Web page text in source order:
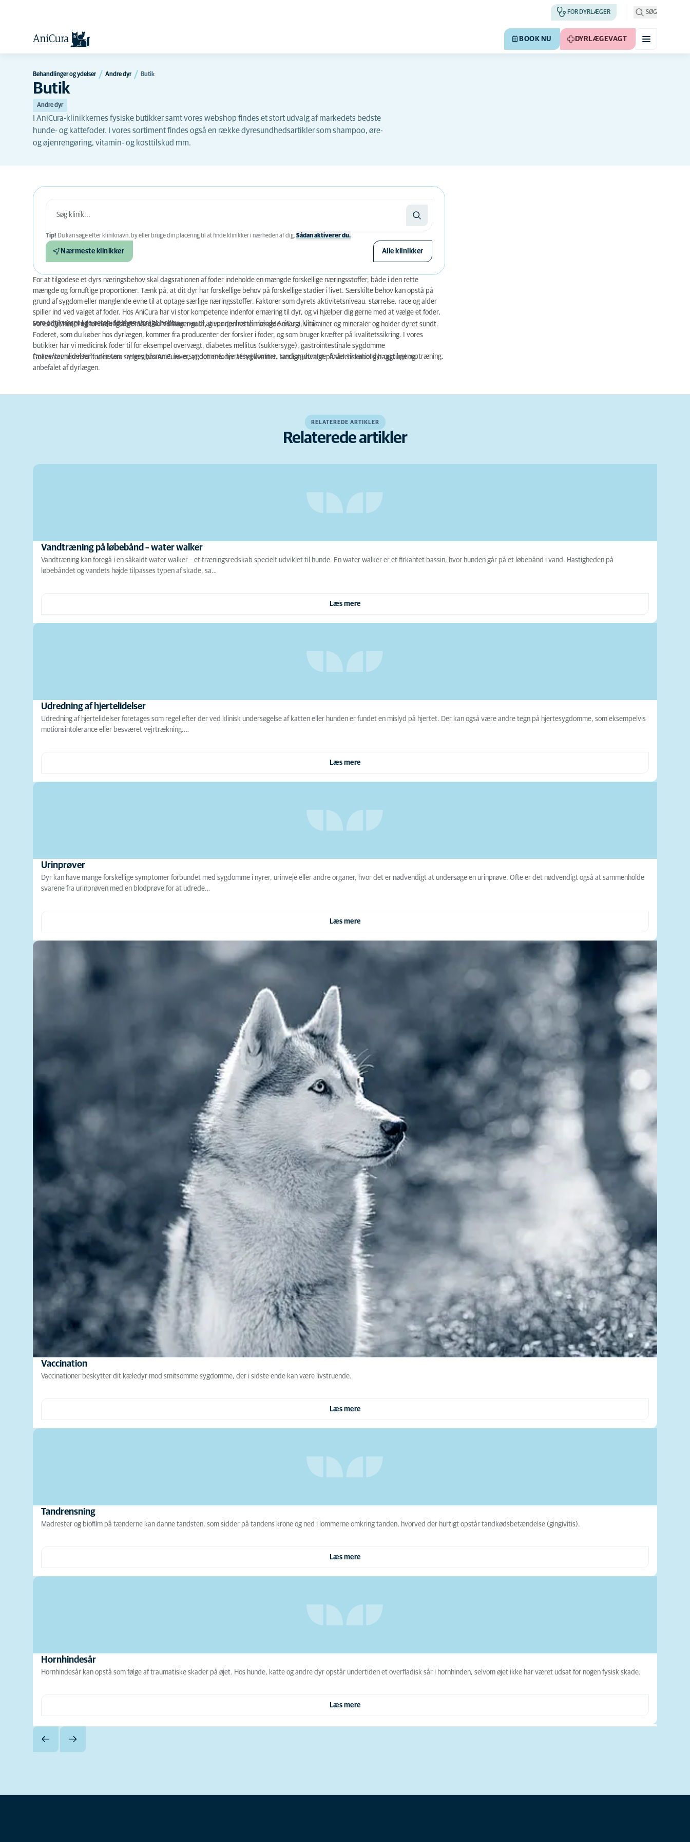
FOR DYRLÆGER SØG
BOOK NU DYRLÆGEVAGT
Behandlinger og ydelser Andre dyr Butik
Butik
Andre dyr
I AniCura-klinikkernes fysiske butikker samt vores webshop findes et stort udvalg af markedets bedste
hunde- og kattefoder. I vores sortiment findes også en række dyresundhedsartikler som shampoo, øre-
og øjenrengøring, vitamin- og kosttilskud mm.
Tip! Du kan søge efter kliniknavn, by eller bruge din placering til at finde klinikker i nærheden af ​​dig. Sådan aktiverer du.
Nærmeste klinikker Alle klinikker
For at tilgodese et dyrs næringsbehov skal dagsrationen af foder indeholde en mængde forskellige næringsstoffer, både i den rette
mængde og fornuftige proportioner. Tænk på, at dit dyr har forskellige behov på forskellige stadier i livet. Særskilte behov kan opstå på
grund af sygdom eller manglende evne til at optage særlige næringsstoffer. Faktorer som dyrets aktivitetsniveau, størrelse, race og alder
spiller ind ved valget af foder. Hos AniCura har vi stor kompetence indenfor ernæring til dyr, og vi hjælper dig gerne med at vælge et foder,
som er tilpasset lige netop dit dyrs særlige behov.
For rådgivning vedrørende foder er du altid velkommen til at spørge hos din lokale AniCura-klinik.
Vores dyr har brug for næringsrigt foder, som smager godt, giver den rette mængde energi, vitaminer og mineraler og holder dyret sundt.
Foderet, som du køber hos dyrlægen, kommer fra producenter der forsker i foder, og som bruger kræfter på kvalitetssikring. I vores
butikker har vi medicinsk foder til for eksempel overvægt, diabetes mellitus (sukkersyge), gastrointestinale sygdomme
(mave/tarmlidelser), urinsten, nyresygdomme, leversygdomme, hjertesygdomme, tandsygdomme, foder til seniordyr og til genoptræning.
Fællesnævneren for foder som sælges hos AniCura er, at det er foder af høj kvalitet, særligt udvalgt på videnskabelig baggrund og
anbefalet af dyrlægen.
RELATEREDE ARTIKLER
Relaterede artikler
Vandtræning på løbebånd – water walker
Vandtræning kan foregå i en såkaldt water walker – et træningsredskab specielt udviklet til hunde. En water walker er et firkantet bassin, hvor hunden går på et løbebånd i vand. Hastigheden på
løbebåndet og vandets højde tilpasses typen af skade, sa…
Læs mere
Udredning af hjertelidelser
Udredning af hjertelidelser foretages som regel efter der ved klinisk undersøgelse af katten eller hunden er fundet en mislyd på hjertet. Der kan også være andre tegn på hjertesygdomme, som eksempelvis
motionsintolerance eller besværet vejrtrækning.…
Læs mere
Urinprøver
Dyr kan have mange forskellige symptomer forbundet med sygdomme i nyrer, urinveje eller andre organer, hvor det er nødvendigt at undersøge en urinprøve. Ofte er det nødvendigt også at sammenholde
svarene fra urinprøven med en blodprøve for at udrede…
Læs mere
Vaccination
Vaccinationer beskytter dit kæledyr mod smitsomme sygdomme, der i sidste ende kan være livstruende.
Læs mere
Tandrensning
Madrester og biofilm på tænderne kan danne tandsten, som sidder på tandens krone og ned i lommerne omkring tanden, hvorved der hurtigt opstår tandkødsbetændelse (gingivitis).
Læs mere
Hornhindesår
Hornhindesår kan opstå som følge af traumatiske skader på øjet. Hos hunde, katte og andre dyr opstår undertiden et overfladisk sår i hornhinden, selvom øjet ikke har været udsat for nogen fysisk skade.
Læs mere